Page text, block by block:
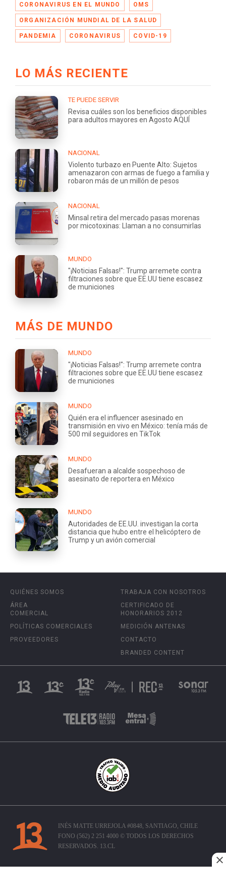
CORONAVIRUS EN EL MUNDO OMS
ORGANIZACIÓN MUNDIAL DE LA SALUD
PANDEMIA CORONAVIRUS COVID-19
LO MÁS RECIENTE
TE PUEDE SERVIR
Revisa cuáles son los beneficios disponibles
para adultos mayores en Agosto AQUÍ
NACIONAL
Violento turbazo en Puente Alto: Sujetos
amenazaron con armas de fuego a familia y
robaron más de un millón de pesos
NACIONAL
Minsal retira del mercado pasas morenas
por micotoxinas: Llaman a no consumirlas
MUNDO
"¡Noticias Falsas!": Trump arremete contra
filtraciones sobre que EE.UU tiene escasez
de municiones
MÁS DE MUNDO
MUNDO
"¡Noticias Falsas!": Trump arremete contra
filtraciones sobre que EE.UU tiene escasez
de municiones
MUNDO
Quién era el influencer asesinado en
transmisión en vivo en México: tenía más de
500 mil seguidores en TikTok
MUNDO
Desafueran a alcalde sospechoso de
asesinato de reportera en México
MUNDO
Autoridades de EE.UU. investigan la corta
distancia que hubo entre el helicóptero de
Trump y un avión comercial
QUIÉNES SOMOS
ÁREA
COMERCIAL
POLÍTICAS COMERCIALES
PROVEEDORES
TRABAJA CON NOSOTROS
CERTIFICADO DE
HONORARIOS 2012
MEDICIÓN ANTENAS
CONTACTO
BRANDED CONTENT
INÉS MATTE URREJOLA #0848, SANTIAGO, CHILE
FONO (562) 2 251 4000 © TODOS LOS DERECHOS
RESERVADOS. 13.CL